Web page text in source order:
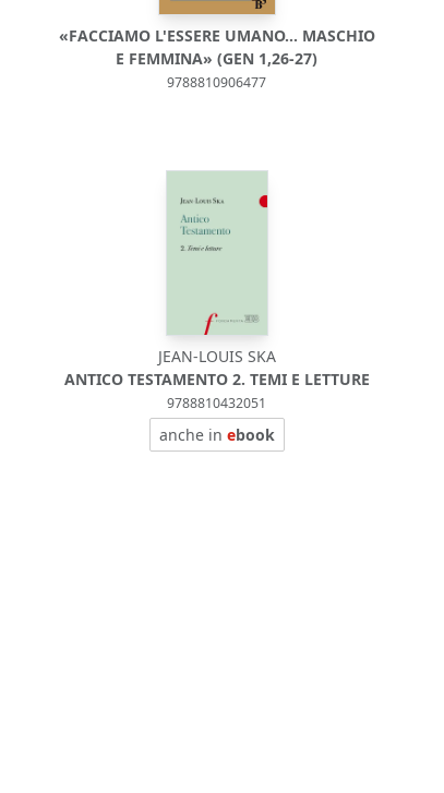
«FACCIAMO L'ESSERE UMANO… MASCHIO
E FEMMINA» (GEN 1,26-27)
9788810906477
JEAN-LOUIS SKA
ANTICO TESTAMENTO 2. TEMI E LETTURE
9788810432051
anche in ebook